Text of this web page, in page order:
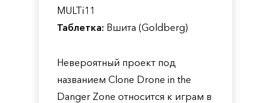
MULTi11
Таблетка: Вшита (Goldberg)
Невероятный проект под
названием Clone Drone in the
Danger Zone относится к играм в